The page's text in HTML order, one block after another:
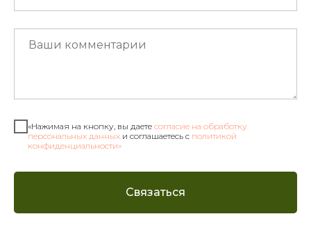
«Нажимая на кнопку, вы даете согласие на обработку
персональных данных и соглашаетесь c политикой
конфиденциальности»
Связаться